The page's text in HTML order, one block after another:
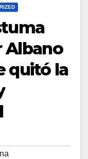
Albano
quitó la